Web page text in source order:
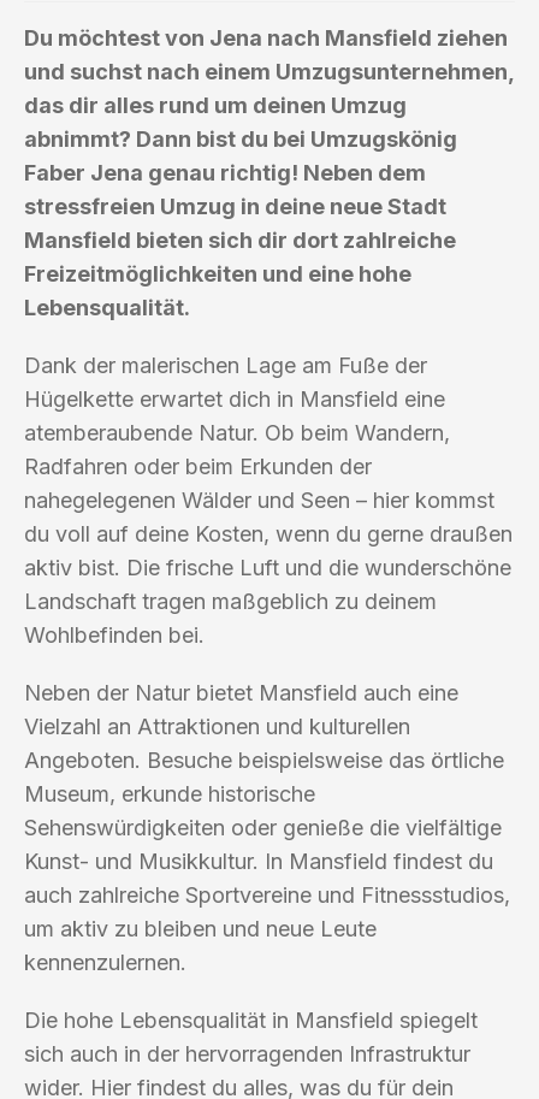
Du möchtest von Jena nach Mansfield ziehen
und suchst nach einem Umzugsunternehmen,
das dir alles rund um deinen Umzug
abnimmt? Dann bist du bei Umzugskönig
Faber Jena genau richtig! Neben dem
stressfreien Umzug in deine neue Stadt
Mansfield bieten sich dir dort zahlreiche
Freizeitmöglichkeiten und eine hohe
Lebensqualität.
Dank der malerischen Lage am Fuße der
Hügelkette erwartet dich in Mansfield eine
atemberaubende Natur. Ob beim Wandern,
Radfahren oder beim Erkunden der
nahegelegenen Wälder und Seen – hier kommst
du voll auf deine Kosten, wenn du gerne draußen
aktiv bist. Die frische Luft und die wunderschöne
Landschaft tragen maßgeblich zu deinem
Wohlbefinden bei.
Neben der Natur bietet Mansfield auch eine
Vielzahl an Attraktionen und kulturellen
Angeboten. Besuche beispielsweise das örtliche
Museum, erkunde historische
Sehenswürdigkeiten oder genieße die vielfältige
Kunst- und Musikkultur. In Mansfield findest du
auch zahlreiche Sportvereine und Fitnessstudios,
um aktiv zu bleiben und neue Leute
kennenzulernen.
Die hohe Lebensqualität in Mansfield spiegelt
sich auch in der hervorragenden Infrastruktur
wider. Hier findest du alles, was du für dein